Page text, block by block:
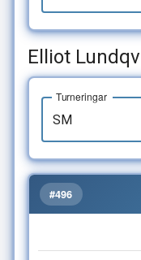
Elliot
Turneringar
#496